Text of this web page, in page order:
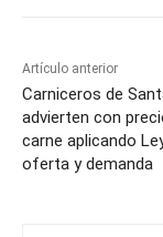
Artículo anterior
Carniceros de
advierten con
carne aplicando
oferta y demanda